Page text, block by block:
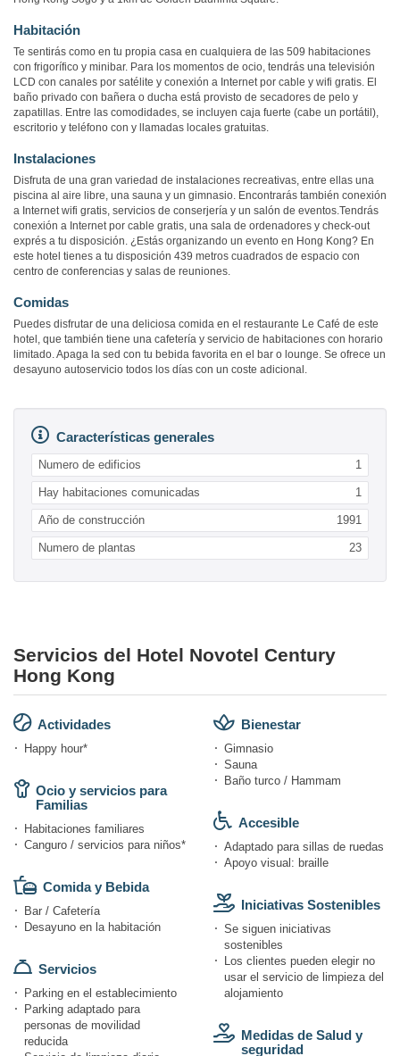
Habitación
Te sentirás como en tu propia casa en cualquiera de las 509 habitaciones
con frigorífico y minibar. Para los momentos de ocio, tendrás una televisión
LCD con canales por satélite y conexión a Internet por cable y wifi gratis. El
baño privado con bañera o ducha está provisto de secadores de pelo y
zapatillas. Entre las comodidades, se incluyen caja fuerte (cabe un portátil),
escritorio y teléfono con y llamadas locales gratuitas.
Instalaciones
Disfruta de una gran variedad de instalaciones recreativas, entre ellas una
piscina al aire libre, una sauna y un gimnasio. Encontrarás también conexión
a Internet wifi gratis, servicios de conserjería y un salón de eventos.Tendrás
conexión a Internet por cable gratis, una sala de ordenadores y check-out
exprés a tu disposición. ¿Estás organizando un evento en Hong Kong? En
este hotel tienes a tu disposición 439 metros cuadrados de espacio con
centro de conferencias y salas de reuniones.
Comidas
Puedes disfrutar de una deliciosa comida en el restaurante Le Café de este
hotel, que también tiene una cafetería y servicio de habitaciones con horario
limitado. Apaga la sed con tu bebida favorita en el bar o lounge. Se ofrece un
desayuno autoservicio todos los días con un coste adicional.
Características generales
Numero de edificios 1
Hay habitaciones comunicadas 1
Año de construcción 1991
Numero de plantas 23
Servicios del Hotel Novotel Century
Hong Kong
Actividades
Happy hour*
Ocio y servicios para
Familias
Habitaciones familiares
Canguro / servicios para niños*
Comida y Bebida
Bar / Cafetería
Desayuno en la habitación
Servicios
Parking en el establecimiento
Parking adaptado para
personas de movilidad
reducida
Bienestar
Gimnasio
Sauna
Baño turco / Hammam
Accesible
Adaptado para sillas de ruedas
Apoyo visual: braille
Iniciativas Sostenibles
Se siguen iniciativas
sostenibles
Los clientes pueden elegir no
usar el servicio de limpieza del
alojamiento
Medidas de Salud y
seguridad